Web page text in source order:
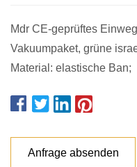
Mdr CE-geprüftes
Vakuumpaket, grüne
Material: elastische Ban;
Anfrage absenden